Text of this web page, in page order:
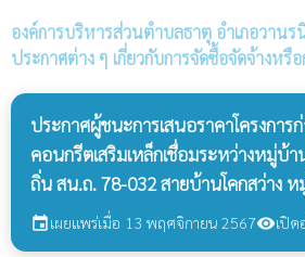
องค์การบริหารส่วนตำบลธาตุ อำเภอวาน
ประกาศต่าง ๆ เกี่ยวกับการจัดซื้อจัดจ้างหรื
ประกาศผู้ชนะการเสนอราคาโครงการ
คอนกรีตเสริมเหล็กเชื่อมระหว่างหมู่บ้
ถิ่น สน.ถ. 78-032 สายบ้านโคกสว่าง
eventเผยแพร่เมื่อ 13 พฤศจิกายน 2567visibilityเปิด